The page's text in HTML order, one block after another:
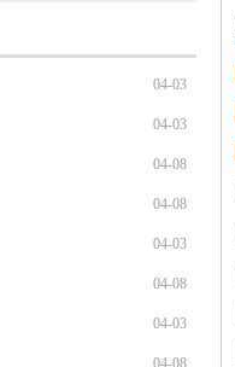
04-03
04-03
04-08
04-08
04-03
04-08
04-03
04-08